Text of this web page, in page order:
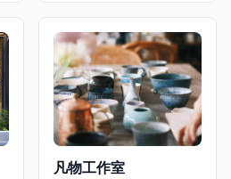
供各種創意糖果禮品包裝
服務，是送禮的絕佳選
擇。無論是親子活動、朋
友聚會還是情侶約會，
Papabubble都能提供獨特
而難忘的體驗，讓您在品
嚐美味糖果的同時，感受
西班牙手工藝的魅力和創
message」個人化手鐲工
作坊，客人可以刻上自定
義訊息。他們還提供「扭
扭擰擰」銅手鐲工作坊，
有多種設計選擇。工作室
位於葵涌廣場附近的華業
工業大廈，結合傳統金工
獨特手工配飾和創意工作
凡物工作室